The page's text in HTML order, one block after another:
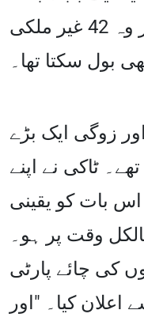
والی مشین تھی، اور وہ 42 غیر ملکی
بول سکتا تھا۔
زوگی ایک بڑے
ٹاکی نے اپنے
بات کو یقینی
وقت پر ہو۔
کی چائے پارٹی
کیا۔ "اور